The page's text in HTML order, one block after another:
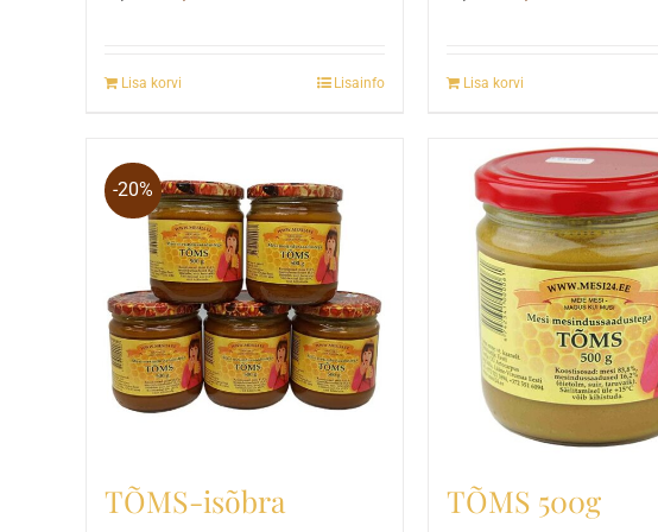
Lisa korvi Lisainfo Lisa korvi
-20%
TÕMS-isõbra
TÕMS 500g